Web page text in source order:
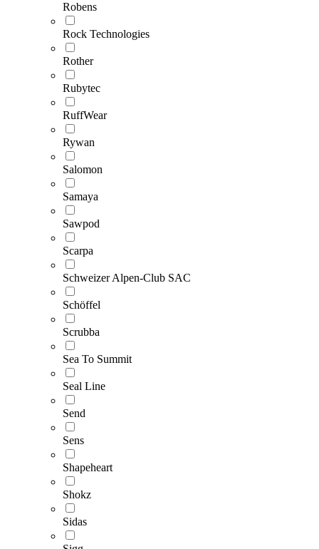
Robens
Rock Technologies
Rother
Rubytec
RuffWear
Rywan
Salomon
Samaya
Sawpod
Scarpa
Schweizer Alpen-Club SAC
Schöffel
Scrubba
Sea To Summit
Seal Line
Send
Sens
Shapeheart
Shokz
Sidas